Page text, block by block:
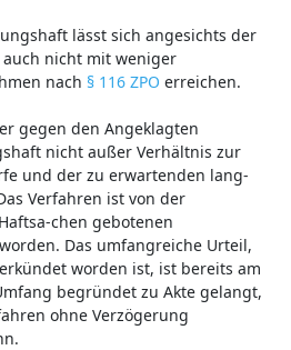
lässt sich angesichts der
nicht mit weniger
nach § 116 ZPO erreichen.
gegen den Angeklagten
nicht außer Verhältnis zur
und der zu erwartenden lang-
Verfahren ist von der
chen gebotenen
Das umfangreiche Urteil,
worden ist, ist bereits am
begründet zu Akte gelangt,
ohne Verzögerung